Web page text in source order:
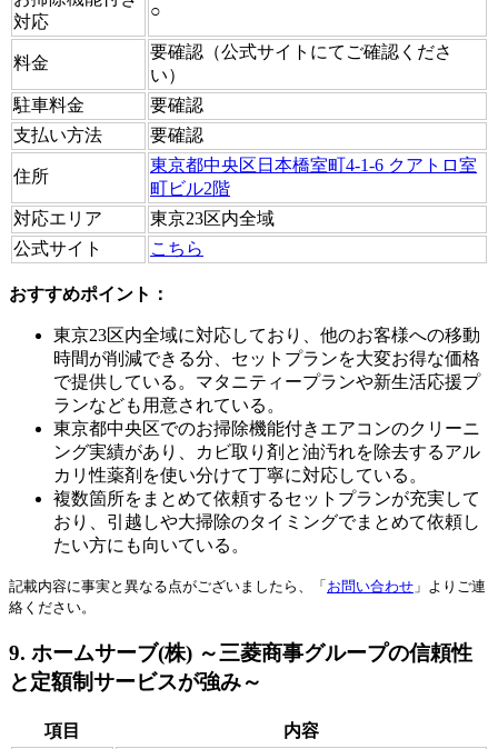
対応
○
料金
要確認（公式サイトにてご確認くださ
い）
駐車料金
要確認
支払い方法
要確認
住所
東京都中央区日本橋室町4-1-6 クアトロ室
町ビル2階
対応エリア
東京23区内全域
公式サイト
こちら
おすすめポイント：
東京23区内全域に対応しており、他のお客様への移動
時間が削減できる分、セットプランを大変お得な価格
で提供している。マタニティープランや新生活応援プ
ランなども用意されている。
東京都中央区でのお掃除機能付きエアコンのクリーニ
ング実績があり、カビ取り剤と油汚れを除去するアル
カリ性薬剤を使い分けて丁寧に対応している。
複数箇所をまとめて依頼するセットプランが充実して
おり、引越しや大掃除のタイミングでまとめて依頼し
たい方にも向いている。
記載内容に事実と異なる点がございましたら、「 お問い合わせ 」よりご連
絡ください。
9. ホームサーブ(株) ～三菱商事グループの信頼性
と定額制サービスが強み～
項目
内容